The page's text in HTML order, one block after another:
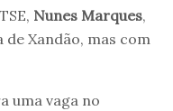
Nunes Marques,
Xandão, mas com
uma vaga no